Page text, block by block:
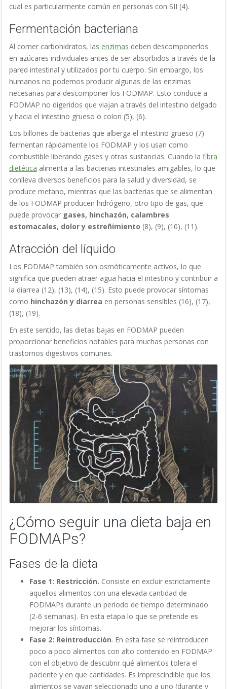
cual es particularmente común en personas con SII (4).
Fermentación bacteriana
Al comer carbohidratos, las enzimas deben descomponerlos
en azúcares individuales antes de ser absorbidos a través de la
pared intestinal y utilizados por tu cuerpo. Sin embargo, los
humanos no podemos producir algunas de las enzimas
necesarias para descomponer los FODMAP. Esto conduce a
FODMAP no digeridos que viajan a través del intestino delgado
y hacia el intestino grueso o colon (5), (6).
Los billones de bacterias que alberga el intestino grueso (7)
fermentan rápidamente los FODMAP y los usan como
combustible liberando gases y otras sustancias. Cuando la fibra
dietética alimenta a las bacterias intestinales amigables, lo que
conlleva diversos beneficios para la salud y diversidad, se
produce metano, mientras que las bacterias que se alimentan
de los FODMAP producen hidrógeno, otro tipo de gas, que
puede provocar gases, hinchazón, calambres
estomacales, dolor y estreñimiento (8), (9), (10), (11).
Atracción del líquido
Los FODMAP también son osmóticamente activos, lo que
significa que pueden atraer agua hacia el intestino y contribuir a
la diarrea (12), (13), (14), (15). Esto puede provocar síntomas
como hinchazón y diarrea en personas sensibles (16), (17),
(18), (19).
En este sentido, las dietas bajas en FODMAP pueden
proporcionar beneficios notables para muchas personas con
trastornos digestivos comunes.
¿Cómo seguir una dieta baja en
FODMAPs?
Fases de la dieta
Fase 1: Restricción. Consiste en excluir estrictamente
aquellos alimentos con una elevada cantidad de
FODMAPs durante un período de tiempo determinado
(2-6 semanas). En esta etapa lo que se pretende es
mejorar los síntomas.
Fase 2: Reintroducción. En esta fase se reintroducen
poco a poco alimentos con alto contenido en FODMAP
con el objetivo de descubrir qué alimentos tolera el
paciente y en que cantidades. Es imprescindible que los
alimentos se vayan seleccionado uno a uno (durante y